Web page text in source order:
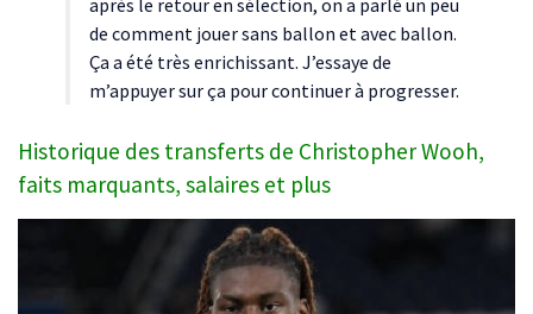
de comment jouer sans ballon et avec ballon.
Ça a été très enrichissant. J’essaye de
m’appuyer sur ça pour continuer à progresser.
Historique des transferts de Christopher Wooh,
faits marquants, salaires et plus